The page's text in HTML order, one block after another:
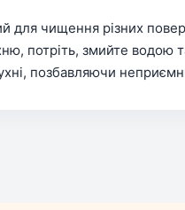
чищення різних
потріть, змийте водою
позбавляючи